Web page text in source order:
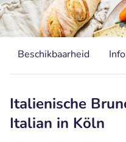
Beschikbaarheid
Italienische
Italian in Köln